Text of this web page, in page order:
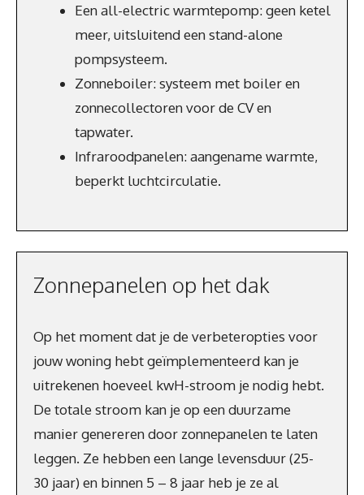
Een all-electric warmtepomp: geen ketel
meer, uitsluitend een stand-alone
pompsysteem.
Zonneboiler: systeem met boiler en
zonnecollectoren voor de CV en
tapwater.
Infraroodpanelen: aangename warmte,
beperkt luchtcirculatie.
Zonnepanelen op het dak
Op het moment dat je de verbeteropties voor
jouw woning hebt geïmplementeerd kan je
uitrekenen hoeveel kwH-stroom je nodig hebt.
De totale stroom kan je op een duurzame
manier genereren door zonnepanelen te laten
leggen. Ze hebben een lange levensduur (25-
30 jaar) en binnen 5 – 8 jaar heb je ze al